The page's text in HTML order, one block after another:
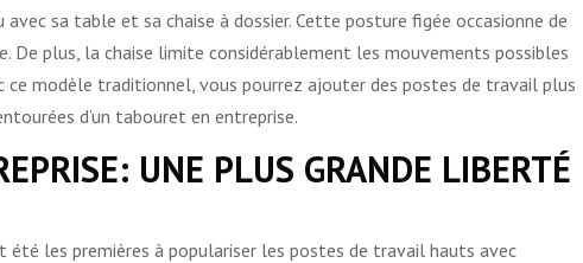
sa table et sa chaise à dossier. Cette posture figée occasionne de
De plus, la chaise limite considérablement les mouvements possibles
ce modèle traditionnel, vous pourrez ajouter des postes de travail plus
d’un tabouret en entreprise.
UNE PLUS GRANDE LIBERTÉ
les premières à populariser les postes de travail hauts avec